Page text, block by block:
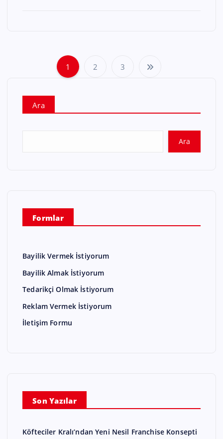
1 2 3
Ara
Ara
Formlar
Bayilik Vermek İstiyorum
Bayilik Almak İstiyorum
Tedarikçi Olmak İstiyorum
Reklam Vermek İstiyorum
İletişim Formu
Son Yazılar
Köfteciler Kralı’ndan Yeni Nesil Franchise Konsepti